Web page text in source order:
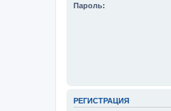
Пароль:
РЕГИСТРАЦИЯ